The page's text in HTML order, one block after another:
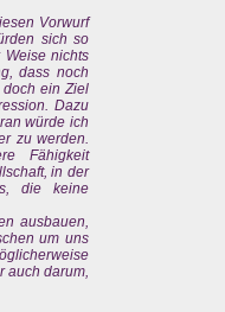
Vorwurf
sich so
nichts
dass noch
doch ein Ziel
Dazu
würde ich
zu werden.
Fähigkeit
in der
die keine
ausbauen,
um uns
auch darum,